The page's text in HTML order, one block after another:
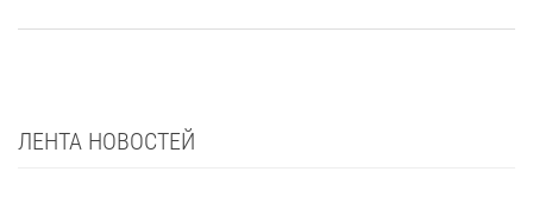
ЛЕНТА НОВОСТЕЙ